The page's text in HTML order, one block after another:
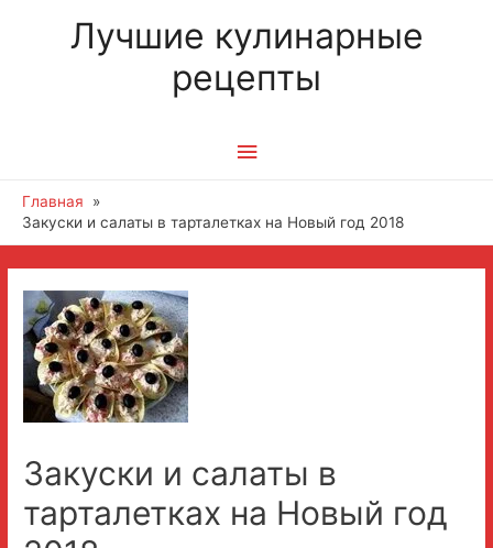
Лучшие кулинарные
рецепты
Главное
Главная
Закуски и салаты в тарталетках на Новый год 2018
Закуски и салаты в
тарталетках на Новый год